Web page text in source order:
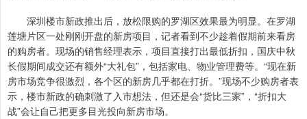
深圳楼市新政推出后，放松限购的罗湖区效果最为明显。在罗湖
莲塘片区一处刚刚开盘的新房项目，记者看到不少趁着假期前来看房
的购房者。现场的销售经理表示，项目直接打出最低折扣，国庆中秋
长假期间成交还有额外“大礼包”，包括家电、物业管理费等。“现在新
房市场竞争很激烈，各个区的新房几乎都在打折。”现场不少购房者表
示，楼市新政的确刺激了入市想法，但还是会“货比三家”，“折扣大
战”会让自己把更多目光投向新房市场。